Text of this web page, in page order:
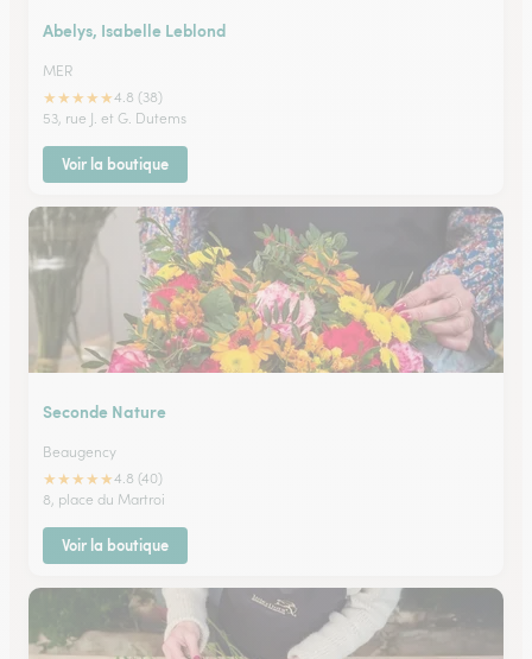
Abelys, Isabelle Leblond
MER
★★★★★4.8 (38)
53, rue J. et G. Dutems
Voir la boutique
Seconde Nature
Beaugency
★★★★★4.8 (40)
8, place du Martroi
Voir la boutique